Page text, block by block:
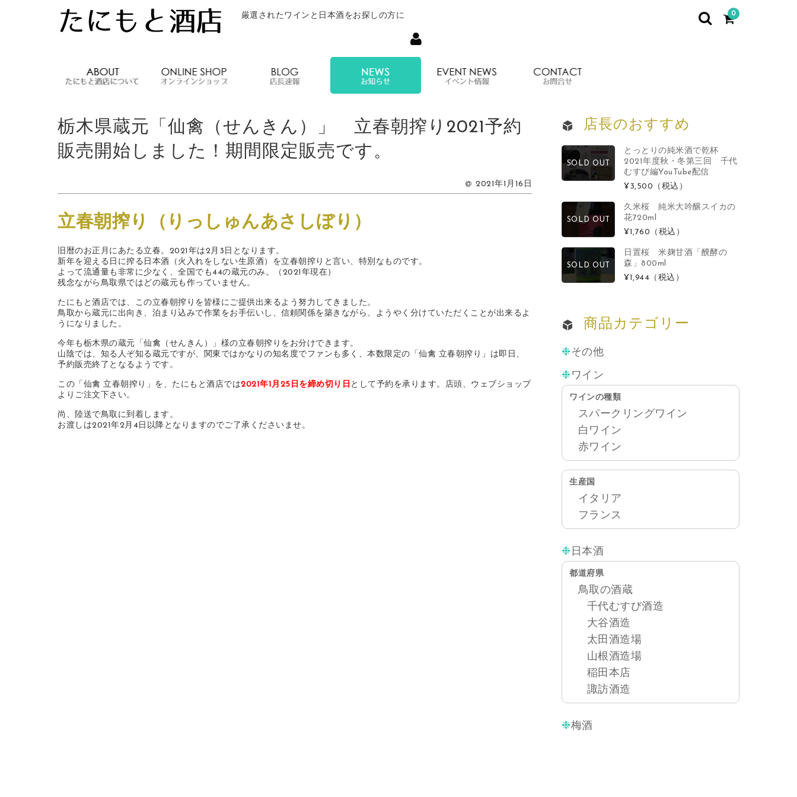
厳選されたワインと日本酒をお探しの方に 0
たにもと酒店についてオンラインショップ店長速報 お知らせ イベント情報
栃木県蔵元「仙禽（せんきん）」 立春朝搾り2021予約
販売開始しました！期間限定販売です。
2021年1月16日
立春朝搾り（りっしゅんあさしぼり）
旧暦のお正月にあたる立春。2021年は2月3日となります。
新年を迎える日に搾る日本酒（火入れをしない生原酒）を立春朝搾りと言い、特別なものです。
よって流通量も非常に少なく、全国でも44の蔵元のみ。（2021年現在）
残念ながら鳥取県ではどの蔵元も作っていません。
たにもと酒店では、この立春朝搾りを皆様にご提供出来るよう努力してきました。
鳥取から蔵元に出向き、泊まり込みで作業をお手伝いし、信頼関係を築きながら、ようやく分けていただくことが出来るよ
うになりました。
今年も栃木県の蔵元「仙禽（せんきん）」様の立春朝搾りをお分けできます。
山陰では、知る人ぞ知る蔵元ですが、関東ではかなりの知名度でファンも多く、本数限定の「仙禽 立春朝搾り」は即日、
予約販売終了となるようです。
この「仙禽 立春朝搾り」を、たにもと酒店では2021年1月25日を締め切り日 として予約を承ります。店頭、ウェブショップ
よりご注文下さい。
尚、陸送で鳥取に到着します。
お渡しは2021年2月4日以降となりますのでご了承くださいませ。
店長のおすすめ
SOLD OUT
とっとりの純米酒で乾杯
2021年度秋・冬第三回 千代
むすび編YouTube配信
¥3,500 （税込）
SOLD OUT
久米桜 純米大吟醸スイカの
花720ml
¥1,760 （税込）
SOLD OUT
日置桜 米麹甘酒「醗酵の
森」800ml
¥1,944 （税込）
商品カテゴリー
その他
ワイン
ワインの種類
スパークリングワイン
白ワイン
赤ワイン
生産国
イタリア
フランス
日本酒
都道府県
鳥取の酒蔵
千代むすび酒造
大谷酒造
太田酒造場
山根酒造場
稲田本店
諏訪酒造
梅酒